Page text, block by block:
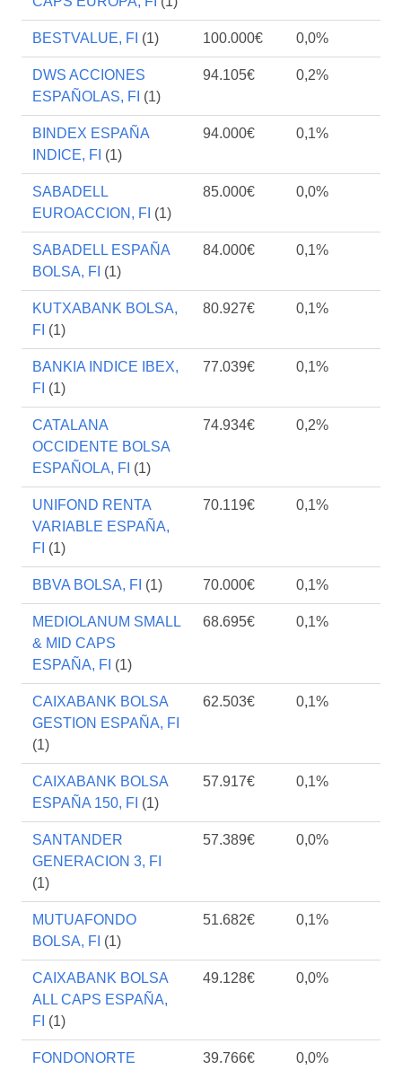
BESTVALUE, FI (1) 100.000€ 0,0%
DWS ACCIONES
ESPAÑOLAS, FI (1)
94.105€ 0,2%
BINDEX ESPAÑA
INDICE, FI (1)
94.000€ 0,1%
SABADELL
EUROACCION, FI (1)
85.000€ 0,0%
SABADELL ESPAÑA
BOLSA, FI (1)
84.000€ 0,1%
KUTXABANK BOLSA,
FI (1)
80.927€ 0,1%
BANKIA INDICE IBEX,
FI (1)
77.039€ 0,1%
CATALANA
OCCIDENTE BOLSA
ESPAÑOLA, FI (1)
74.934€ 0,2%
UNIFOND RENTA
VARIABLE ESPAÑA,
FI (1)
70.119€ 0,1%
BBVA BOLSA, FI (1) 70.000€ 0,1%
MEDIOLANUM SMALL
& MID CAPS
ESPAÑA, FI (1)
68.695€ 0,1%
CAIXABANK BOLSA
GESTION ESPAÑA, FI
(1)
62.503€ 0,1%
CAIXABANK BOLSA
ESPAÑA 150, FI (1)
57.917€ 0,1%
SANTANDER
GENERACION 3, FI
(1)
57.389€ 0,0%
MUTUAFONDO
BOLSA, FI (1)
51.682€ 0,1%
CAIXABANK BOLSA
ALL CAPS ESPAÑA,
FI (1)
49.128€ 0,0%
FONDONORTE
39.766€ 0,0%